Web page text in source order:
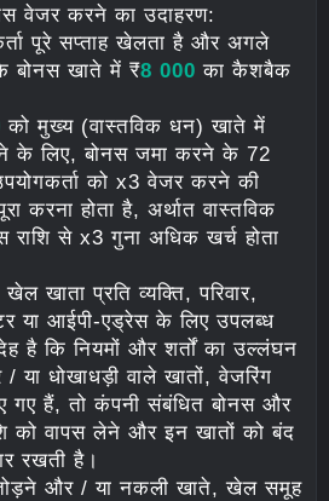
वेजर करने का उदाहरण:
पूरे सप्ताह खेलता है और अगले
बोनस खाते में ₹8 000 का कैशबैक
को मुख्य (वास्तविक धन) खाते में
के लिए, बोनस जमा करने के 72
को x3 वेजर करने की
करना होता है, अर्थात वास्तविक
राशि से x3 गुना अधिक खर्च होता
खाता प्रति व्यक्ति, परिवार,
या आईपी-एड्रेस के लिए उपलब्ध
है कि नियमों और शर्तों का उल्लंघन
या धोखाधड़ी वाले खातों, वेजरिंग
गए हैं, तो कंपनी संबंधित बोनस और
को वापस लेने और इन खातों को बंद
रखती है।
तोड़ने और / या नकली खाते, खेल समूह